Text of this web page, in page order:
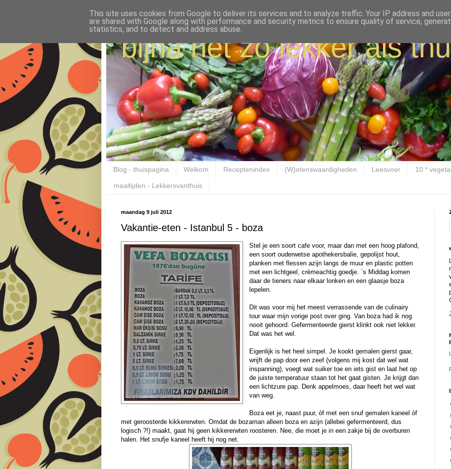
bijna net zo lekker als
Blog - thuispagina Welkom Receptenindex (W)etenswaardigheden Leesvoer 10 *
maaltijden - Lekkersvanthuis
maandag 9 juli 2012
Vakantie-eten - Istanbul 5 - boza
Stel je een soort cafe voor, maar dan met een hoog plafond,
een soort ouderwetse apothekersbalie, gepolijst hout,
planken met flessen azijn langs de muur en plastic potten
met een lichtgeel, crèmeachtig goedje. ´s Middag komen
daar de tieners naar elkaar lonken en een glaasje boza
lepelen.
Dit was voor mij het meest verrassende van de culinairy
tour waar mijn vorige post over ging. Van boza had ik nog
nooit gehoord. Gefermenteerde gierst klinkt ook niet lekker.
Dat was het wel.
Eigenlijk is het heel simpel. Je kookt gemalen gierst gaar,
wrijft de pap door een zeef (volgens mij kost dat wel wat
inspanning), voegt wat suiker toe en iets gist en laat het op
de juiste temperatuur staan tot het gaat gisten. Je krijgt dan
een lichtzure pap. Denk appelmoes, daar heeft het wel wat
van weg.
Boza eet je, naast puur, òf met een snuf gemalen kaneel òf
met geroosterde kikkererwten. Omdat de bozaman alleen boza en azijn (allebei gefermenteerd, dus
logisch ?!) maakt, gaat hij geen kikkererwten roosteren. Nee, die moet je in een zakje bij de overburen
halen. Het snufje kaneel heeft hij nog net.
This site uses cookies from Google to deliver its services and to analyze traffic. Your IP address and
are shared with Google along with performance and security metrics to ensure quality of service,
statistics, and to detect and address abuse.